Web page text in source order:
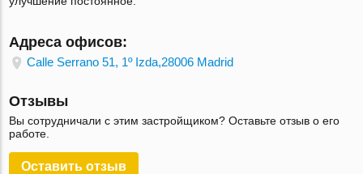
Адреса офисов:
Calle Serrano 51, 1º Izda,28006 Madrid
Отзывы
Вы сотрудничали с этим застройщиком? Оставьте отзыв о его
работе.
Оставить отзыв